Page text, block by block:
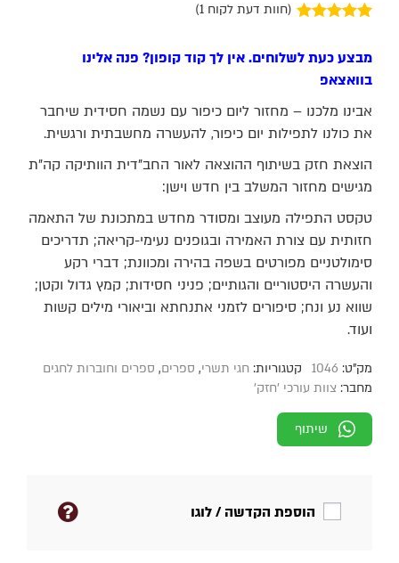
עלדירוגים של
לקוחות
(חוות דעת לקוח1
)
מבצע כעת לשלוחים. אין לך קוד קופון? פנה אלינו
בוואצאפ
אבינו מלכנו – מחזור ליום כיפור עם נשמה חסידית שיחבר
את כולנו לתפילות יום כיפור, להעשרה מחשבתית ורגשית.
הוצאת חזק בשיתוף ההוצאה לאור החב"דית הוותיקה קה"ת
מגישים מחזור המשלב בין חדש וישן:
טקסט התפילה מעוצב ומסודר מחדש במתכונת של התאמה
חזותית עם צורת האמירה ובגופנים נעימי-קריאה; תדריכים
סימולטניים מפורטים בשפה בהירה ומכוונת; דברי רקע
והעשרה היסטוריים והגותיים; פניני חסידות; קמץ גדול וקטן;
שווא נע ונח; סיפורים לזמני אתנחתא וביאורי מילים קשות
ועוד.
מק"ט: 1046 קטגוריות: חגי תשרי, ספרים, ספרים וחוברות לחגים
מחבר: צוות עורכי 'חזק'
שיתוף
הוספת הקדשה / לוגו